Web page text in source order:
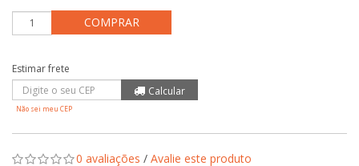
COMPRAR
Não sei meu CEP
0 avaliações / Avalie este produto